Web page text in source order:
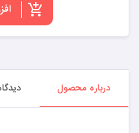
درباره محصول